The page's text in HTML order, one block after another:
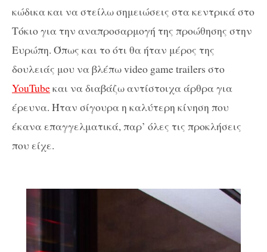
κώδικα και να στείλω σημειώσεις στα κεντρικά στο
Τόκιο για την αναπροσαρμογή της προώθησης στην
Ευρώπη. Όπως και το ότι θα ήταν μέρος της
δουλειάς μου να βλέπω video game trailers στο
YouTubeκαι να διαβάζω αντίστοιχα άρθρα για
έρευνα. Ήταν σίγουρα η καλύτερη κίνηση που
έκανα επαγγελματικά, παρ’ όλες τις προκλήσεις
που είχε.